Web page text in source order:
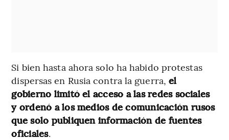
Si bien hasta ahora solo ha habido protestas
dispersas en Rusia contra la guerra, el
gobierno limitó el acceso a las redes sociales
y ordenó a los medios de comunicación rusos
que solo publiquen información de fuentes
oficiales.